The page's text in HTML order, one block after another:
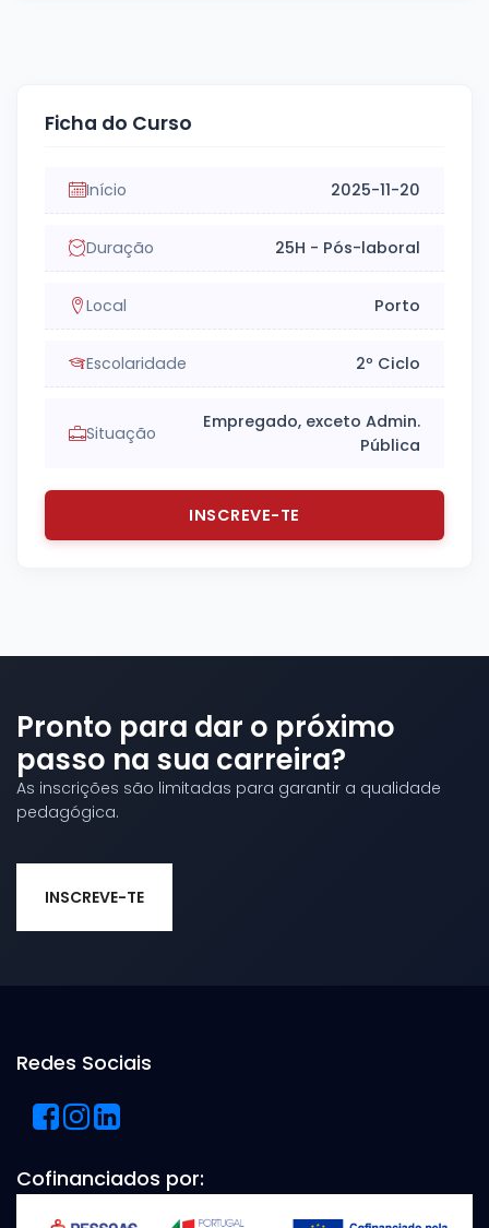
Ficha do Curso
Início 2025-11-20
Duração 25H - Pós-laboral
Local Porto
Escolaridade 2º Ciclo
Situação
Empregado, exceto Admin.
Pública
INSCREVE-TE
Pronto para dar o próximo
passo na sua carreira?
As inscrições são limitadas para garantir a qualidade
pedagógica.
INSCREVE-TE
Redes Sociais
Cofinanciados por: